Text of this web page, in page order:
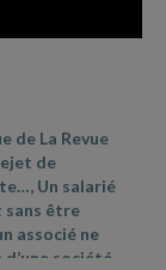
de La Revue
de
Un salarié
sans être
associé ne
société